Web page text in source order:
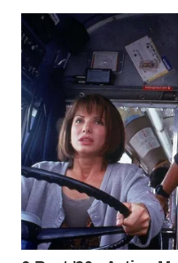
WN
KARO
WN
SIMALUNGUN
WN
LABUHANBATU
WN
TAPANULI